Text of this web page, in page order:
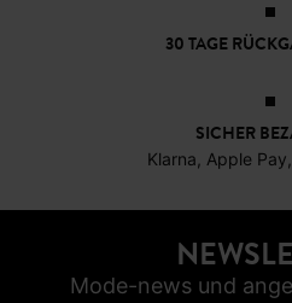
30 TAGE
SICHER
Klarna, Apple
Mode-news und